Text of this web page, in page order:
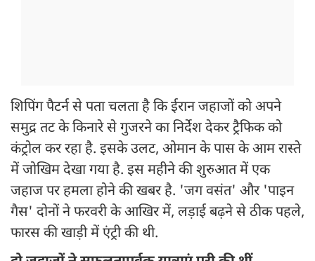
शिपिंग पैटर्न से पता चलता है कि ईरान जहाजों को अपने
समुद्र तट के किनारे से गुजरने का निर्देश देकर ट्रैफिक को
कंट्रोल कर रहा है. इसके उलट, ओमान के पास के आम रास्ते
में जोखिम देखा गया है. इस महीने की शुरुआत में एक
जहाज पर हमला होने की खबर है. 'जग वसंत' और 'पाइन
गैस' दोनों ने फरवरी के आखिर में, लड़ाई बढ़ने से ठीक पहले,
फारस की खाड़ी में एंट्री की थी.